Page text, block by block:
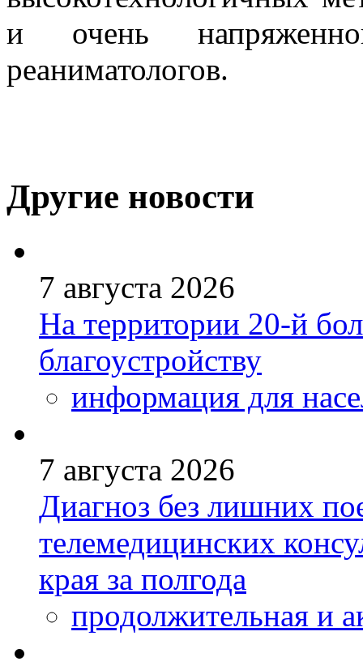
и очень
реаниматологов.
Другие новости
7 августа 2026
На территории 20-й
благоустройству
информация для
7 августа 2026
Диагноз без лишних
телемедицинских
края за полгода
продолжительная и